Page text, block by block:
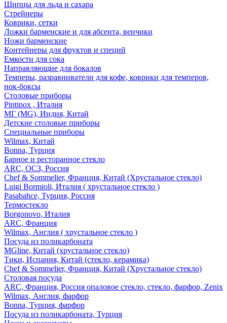
Щипцы для льда и сахара
Стрейнеры
Коврики, сетки
Ложки барменские и для абсента, венчики
Ножи барменские
Контейнеры для фруктов и специй
Емкости для сока
Направляющие для бокалов
Темперы, разравниватели для кофе, коврики для темперов,
нок-боксы
Столовые приборы
Pintinox , Италия
МГ (MG), Индия, Китай
Детские столовые приборы
Специальные приборы
Wilmax, Китай
Bonna, Турция
Барное и ресторанное стекло
ARC, ОСЗ, Россия
Chef & Sommelier, Франция, Китай (Хрустальное стекло)
Luigi Bormioli, Италия ( хрустальное стекло )
Pasabahce, Турция, Россия
Термостекло
Borgonovo, Италия
ARC, Франция
Wilmax, Англия ( хрустальное стекло )
Посуда из поликарбоната
MGline, Китай (хрустальное стекло)
Тики, Испания, Китай (стекло, керамика)
Chef & Sommelier, Франция, Китай (Хрустальное стекло)
Столовая посуда
ARC, Франция, Россия опаловое стекло, стекло, фарфор, Zenix
Wilmax, Англия, фарфор
Bonna, Турция, фарфор
Посуда из поликарбоната, Турция